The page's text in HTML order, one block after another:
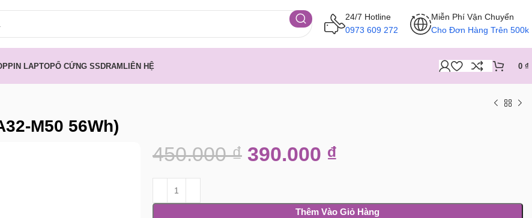
24/7 Hotline
0973 609 272
Miễn Phí Vận Chuyển
Cho Đơn Hàng Trên 500k
PIN LAPTOPỔ CỨNG SSDRAMLIÊN HỆ 0 ₫
M50 56Wh)
450.000₫ 390.000 ₫
Thêm Vào Giỏ Hàng